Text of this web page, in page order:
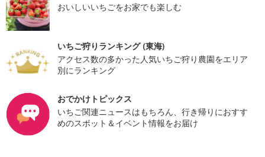
おいしいいちごをお家でも楽しむ
いちご狩りランキング (東海)
アクセス数の多かった人気いちご狩り農園をエリア
別にランキング
おでかけトピックス
いちご関連ニュースはもちろん、行き帰りにおすす
めのスポット＆イベント情報をお届け